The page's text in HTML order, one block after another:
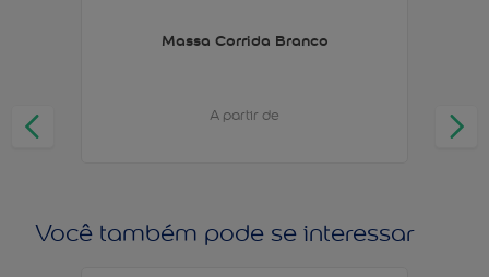
Massa Corrida Branco
A partir de
Você também pode se interessar